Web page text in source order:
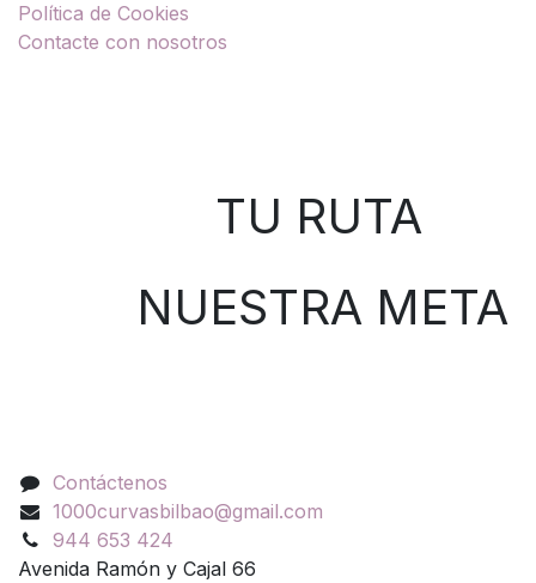
Política de Cookies
Contacte con nosotros
TU RUTA
NUESTRA META
Contáctenos
1000curvasbilbao@gmail.com
944 653 424
Avenida Ramón y Cajal 66